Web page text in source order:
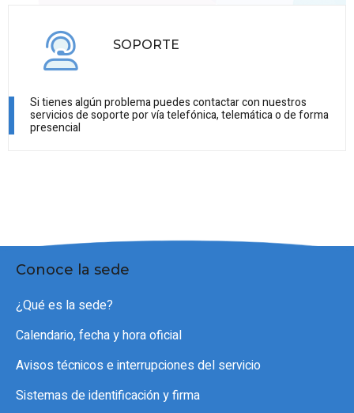
SOPORTE
Si tienes algún problema puedes contactar con nuestros
servicios de soporte por vía telefónica, telemática o de forma
presencial
Conoce la sede
¿Qué es la sede?
Calendario, fecha y hora oficial
Avisos técnicos e interrupciones del servicio
Sistemas de identificación y firma